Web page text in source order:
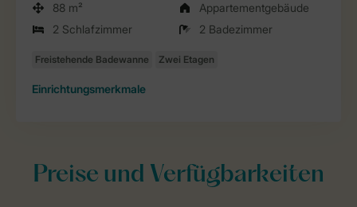
88 m²
Appartementgebäude
2 Schlafzimmer
2 Badezimmer
Einrichtungsmerkmale
Preise und Verfügbarkeiten